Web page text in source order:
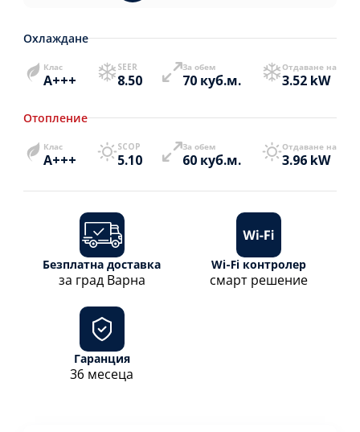
Охлаждане
Клас
A+++
SEER
8.50
За обем
70 куб.м.
Отдаване на
3.52 kW
Отопление
Клас
A+++
SCOP
5.10
За обем
60 куб.м.
Отдаване на
3.96 kW
Безплатна доставка
за град Варна
Wi-Fi контролер
смарт решение
Гаранция
36 месеца